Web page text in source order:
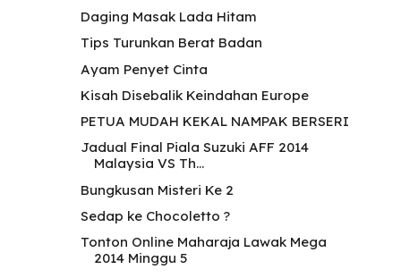
Daging Masak Lada Hitam
Tips Turunkan Berat Badan
Ayam Penyet Cinta
Kisah Disebalik Keindahan Europe
PETUA MUDAH KEKAL NAMPAK BERSERI
Jadual Final Piala Suzuki AFF 2014
Malaysia VS Th...
Bungkusan Misteri Ke 2
Sedap ke Chocoletto ?
Tonton Online Maharaja Lawak Mega
2014 Minggu 5